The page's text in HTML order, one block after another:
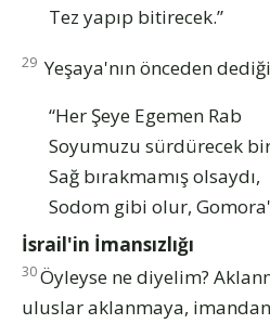
Tez yapıp bitirecek.”
29 Yeşaya'nın önceden
“Her Şeye Egemen Rab
Soyumuzu sürdürecek
Sağ bırakmamış olsaydı,
Sodom gibi olur,
İsrail'in İmansızlığı
30Öyleyse ne diyelim?
uluslar aklanmaya,